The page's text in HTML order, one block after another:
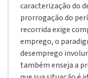
caracterização do
prorrogação do
recorrida exige
emprego, o
desemprego
também enseja a